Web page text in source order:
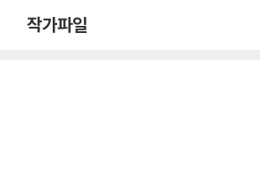
작가파일